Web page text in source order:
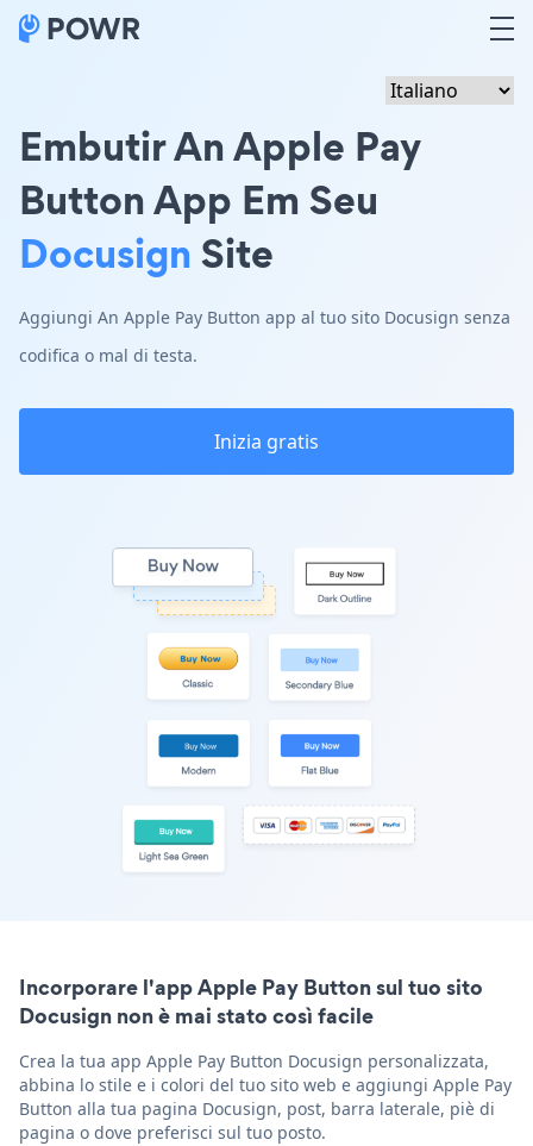
Embutir An Apple Pay
Button App Em Seu
DocusignSite
Aggiungi An Apple Pay Button app al tuo sito Docusign senza
codifica o mal di testa.
Inizia gratis
Incorporare l'app Apple Pay Button sul tuo sito
Docusign non è mai stato così facile
Crea la tua app Apple Pay Button Docusign personalizzata,
abbina lo stile e i colori del tuo sito web e aggiungi Apple Pay
Button alla tua pagina Docusign, post, barra laterale, piè di
pagina o dove preferisci sul tuo posto.